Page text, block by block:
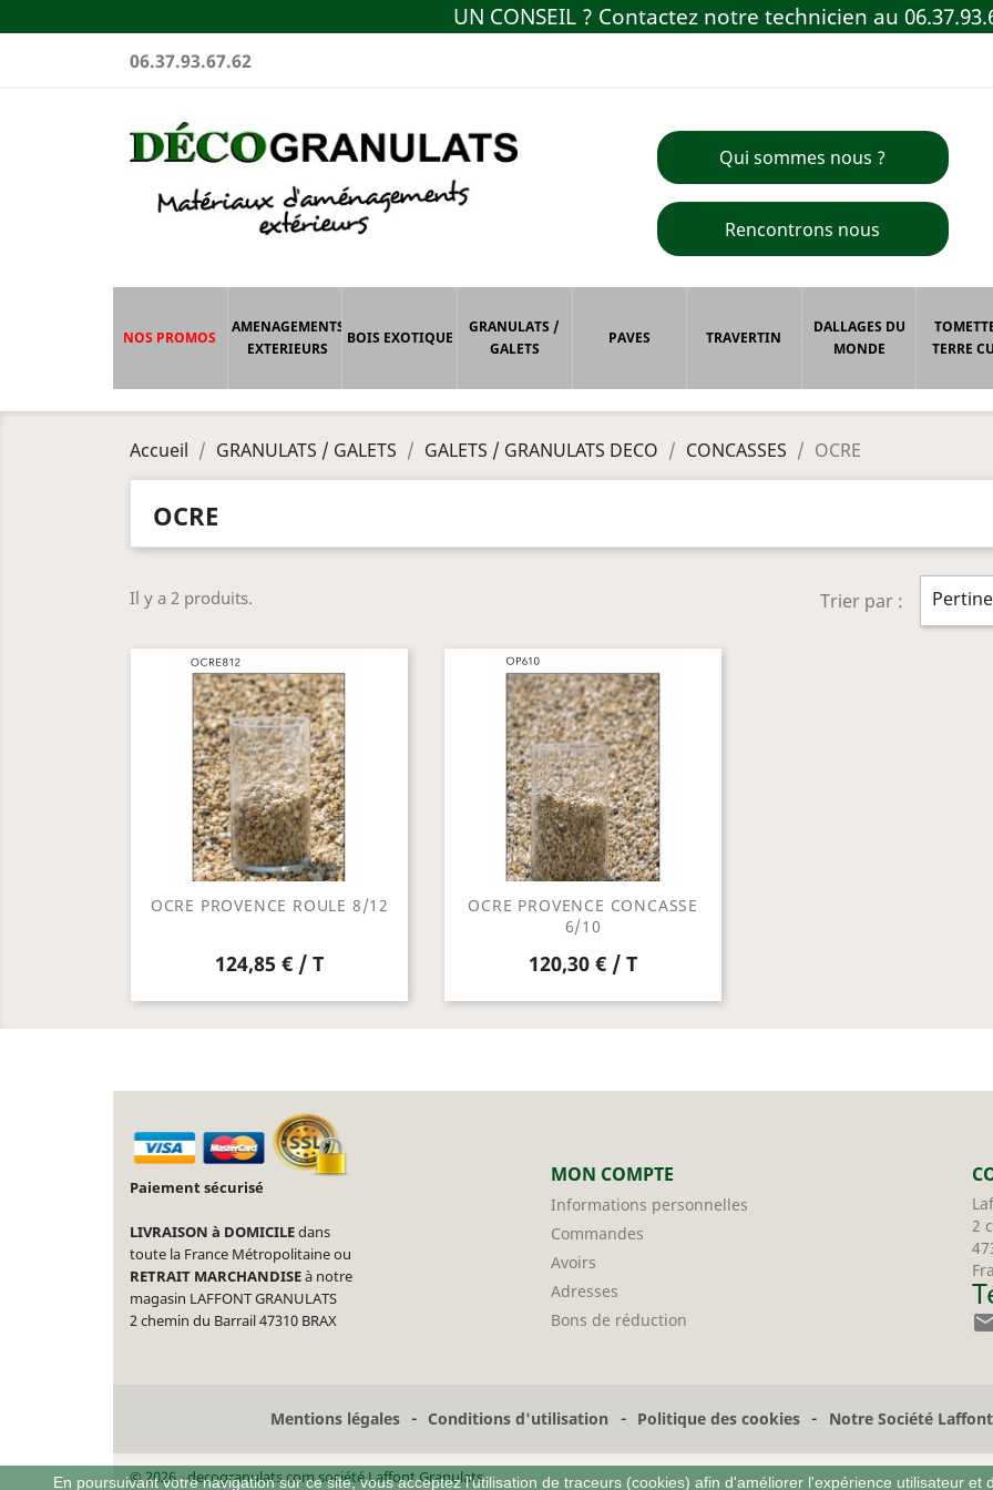
UN CONSEIL ? Contactez notre technicien au
06.37.93.67.62
Qui sommes nous ?
Rencontrons nous
NOS PROMOS
AMENAGEMENTS
EXTERIEURS
BOIS EXOTIQUE
GRANULATS /
GALETS
PAVES TRAVERTIN
DALLAGES DU
MONDE
TERRE
Accueil GRANULATS / GALETS GALETS / GRANULATS DECO CONCASSES OCRE
OCRE
Il y a 2 produits. Trier par :
OCRE PROVENCE ROULE 8/12
124,85 € / T
OCRE PROVENCE CONCASSE
6/10
120,30 € / T
Paiement sécurisé
LIVRAISON à DOMICILEdans
toute la France Métropolitaine ou
RETRAIT MARCHANDISEà notre
magasin LAFFONT GRANULATS
2 chemin du Barrail 47310 BRAX
MON COMPTE
Informations personnelles
Commandes
Avoirs
Adresses
Bons de réduction
2
Mentions légales - Conditions d'utilisation - Politique des cookies - Notre Société
En poursuivant votre navigation sur ce site, vous acceptez l'utilisation de traceurs (cookies) afin d'améliorer l'expérience utilisateur et
© 2026 - decogranulats.com société Laffont Granulats